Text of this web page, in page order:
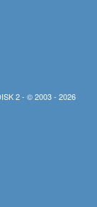
2 - © 2003 - 2026